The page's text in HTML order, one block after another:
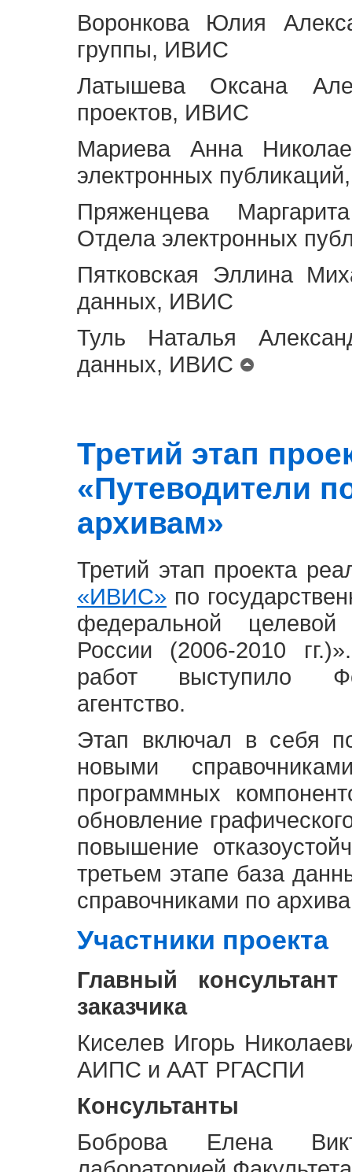
Воронкова Юлия
группы, ИВИС
Латышева Оксана
проектов, ИВИС
Мариева Анна
электронных
Пряженцева
Отдела электронных
Пятковская Эллина
данных, ИВИС
Туль Наталья
данных, ИВИС
Третий этап
«Путеводители
архивам»
Третий этап проекта
«ИВИС» по
федеральной
России (2006-2010
работ выступило
агентство.
Этап включал в себя
новыми
программных
обновление
повышение
третьем этапе база
справочниками по
Участники проекта
Главный
заказчика
Киселев Игорь
АИПС и ААТ РГАСПИ
Консультанты
Боброва Елена